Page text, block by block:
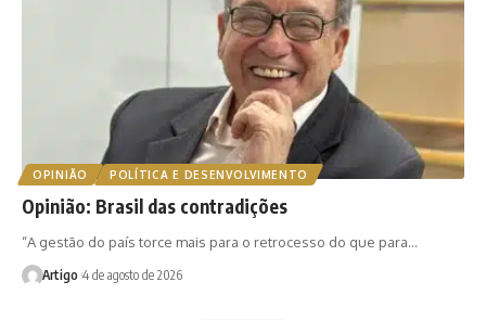
OPINIÃO POLÍTICA E DESENVOLVIMENTO
Opinião: Brasil das contradições
“A gestão do país torce mais para o retrocesso do que para…
Artigo 4 de agosto de 2026